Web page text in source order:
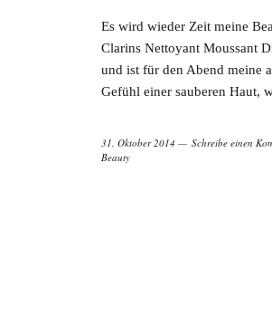
Es wird wieder Zeit meine
Clarins Nettoyant Moussant
und ist für den Abend meine
Gefühl einer sauberen Haut,
31. Oktober 2014
Schreibe einen
Beauty